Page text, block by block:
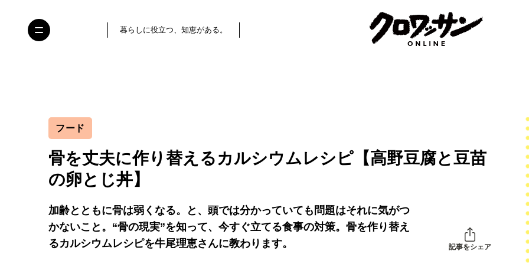
暮らしに役立つ、知恵がある。
フード
骨を丈夫に作り替えるカルシウムレシピ【高野豆腐と豆苗
の卵とじ丼】
加齢とともに骨は弱くなる。と、頭では分かっていても問題はそれに気がつ
かないこと。“骨の現実”を知って、今すぐ立てる食事の対策。骨を作り替え
るカルシウムレシピを牛尾理恵さんに教わります。
記事をシェア